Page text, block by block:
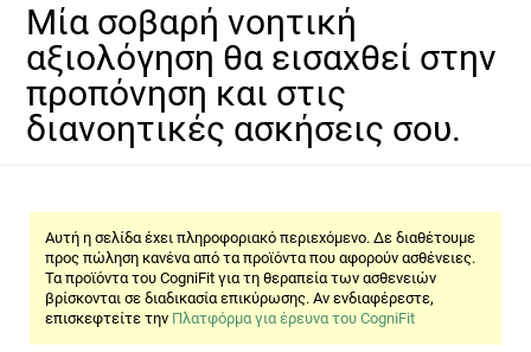
Μία σοβαρή νοητική
αξιολόγηση θα εισαχθεί στην
προπόνηση και στις
διανοητικές ασκήσεις σου.
Αυτή η σελίδα έχει πληροφοριακό περιεχόμενο. Δε διαθέτουμε
προς πώληση κανένα από τα προϊόντα που αφορούν ασθένειες.
Τα προϊόντα του CogniFit για τη θεραπεία των ασθενειών
βρίσκονται σε διαδικασία επικύρωσης. Αν ενδιαφέρεστε,
επισκεφτείτε την Πλατφόρμα για έρευνα του CogniFit